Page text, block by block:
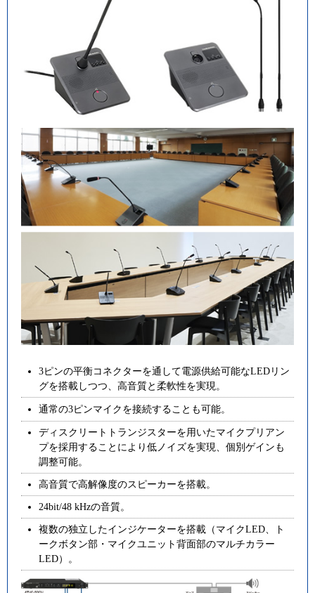
3ピンの平衡コネクターを通して電源供給可能なLEDリン
グを搭載しつつ、高音質と柔軟性を実現。
通常の3ピンマイクを接続することも可能。
ディスクリートトランジスターを用いたマイクプリアン
プを採用することにより低ノイズを実現、個別ゲインも
調整可能。
高音質で高解像度のスピーカーを搭載。
24bit/48 kHzの音質。
複数の独立したインジケーターを搭載（マイクLED、ト
ークボタン部・マイクユニット背面部のマルチカラー
LED）。